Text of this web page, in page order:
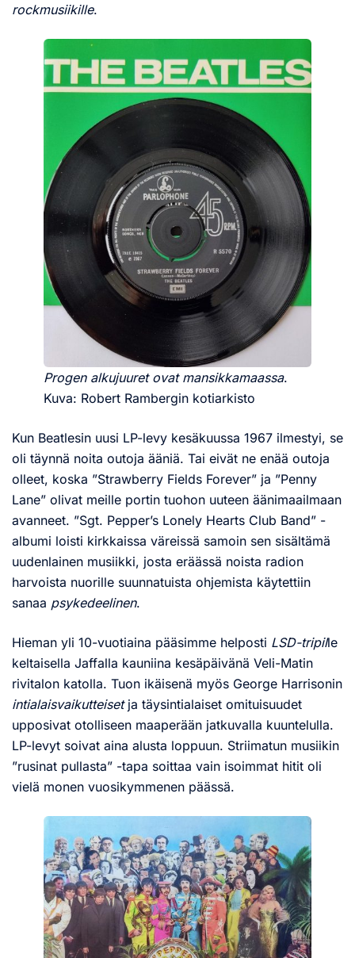
rockmusiikille.
Progen alkujuuret ovat mansikkamaassa.
Kuva: Robert Rambergin kotiarkisto
Kun Beatlesin uusi LP-levy kesäkuussa 1967 ilmestyi, se
oli täynnä noita outoja ääniä. Tai eivät ne enää outoja
olleet, koska ”Strawberry Fields Forever” ja ”Penny
Lane” olivat meille portin tuohon uuteen äänimaailmaan
avanneet. ”Sgt. Pepper’s Lonely Hearts Club Band” -
albumi loisti kirkkaissa väreissä samoin sen sisältämä
uudenlainen musiikki, josta eräässä noista radion
harvoista nuorille suunnatuista ohjemista käytettiin
sanaa psykedeelinen.
Hieman yli 10-vuotiaina pääsimme helposti LSD-tripille
keltaisella Jaffalla kauniina kesäpäivänä Veli-Matin
rivitalon katolla. Tuon ikäisenä myös George Harrisonin
intialaisvaikutteisetja täysintialaiset omituisuudet
upposivat otolliseen maaperään jatkuvalla kuuntelulla.
LP-levyt soivat aina alusta loppuun. Striimatun musiikin
”rusinat pullasta” -tapa soittaa vain isoimmat hitit oli
vielä monen vuosikymmenen päässä.